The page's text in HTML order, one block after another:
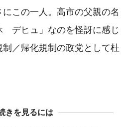
この一人。高市の父親の名
デヒュ」なのを怪訝に感じ
／帰化規制の政党として杜
きを見るには